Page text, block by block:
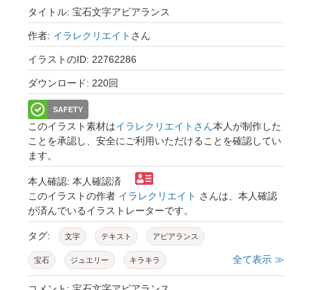
タイトル: 宝石文字アピアランス
作者: イラレクリエイト さん
イラストのID: 22762286
ダウンロード: 220回
SAFETY
このイラスト素材はイラレクリエイトさん本人が制作した
ことを承認し、安全にご利用いただけることを確認してい
ます。
本人確認: 本人確認済
このイラストの作者 イラレクリエイト さんは、本人確認
が済んでいるイラストレーターです。
タグ: 文字 テキスト アピアランス
宝石 ジュエリー キラキラ 全て表示 ≫